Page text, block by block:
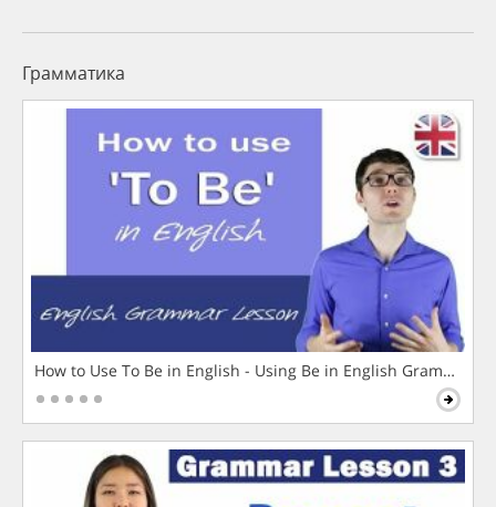
Грамматика
How to Use To Be in English - Using Be in English Grammar